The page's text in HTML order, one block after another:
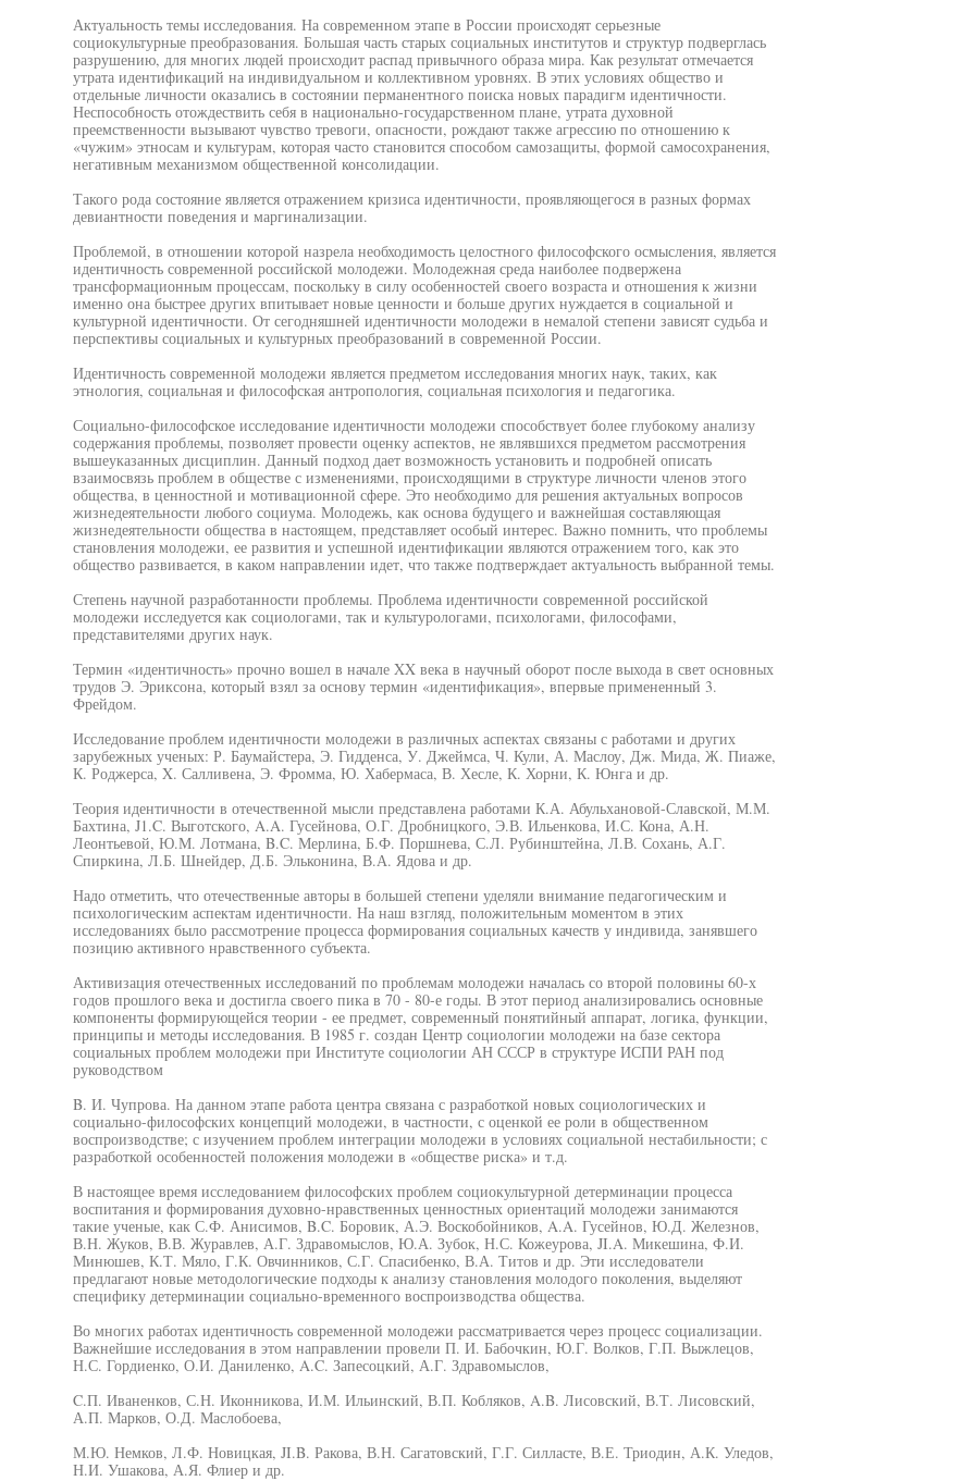
Актуальность темы исследования. На современном этапе в России происходят серьезные
социокультурные преобразования. Большая часть старых социальных институтов и структур подверглась
разрушению, для многих людей происходит распад привычного образа мира. Как результат отмечается
утрата идентификаций на индивидуальном и коллективном уровнях. В этих условиях общество и
отдельные личности оказались в состоянии перманентного поиска новых парадигм идентичности.
Неспособность отождествить себя в национально-государственном плане, утрата духовной
преемственности вызывают чувство тревоги, опасности, рождают также агрессию по отношению к
«чужим» этносам и культурам, которая часто становится способом самозащиты, формой самосохранения,
негативным механизмом общественной консолидации.
Такого рода состояние является отражением кризиса идентичности, проявляющегося в разных формах
девиантности поведения и маргинализации.
Проблемой, в отношении которой назрела необходимость целостного философского осмысления, является
идентичность современной российской молодежи. Молодежная среда наиболее подвержена
трансформационным процессам, поскольку в силу особенностей своего возраста и отношения к жизни
именно она быстрее других впитывает новые ценности и больше других нуждается в социальной и
культурной идентичности. От сегодняшней идентичности молодежи в немалой степени зависят судьба и
перспективы социальных и культурных преобразований в современной России.
Идентичность современной молодежи является предметом исследования многих наук, таких, как
этнология, социальная и философская антропология, социальная психология и педагогика.
Социально-философское исследование идентичности молодежи способствует более глубокому анализу
содержания проблемы, позволяет провести оценку аспектов, не являвшихся предметом рассмотрения
вышеуказанных дисциплин. Данный подход дает возможность установить и подробней описать
взаимосвязь проблем в обществе с изменениями, происходящими в структуре личности членов этого
общества, в ценностной и мотивационной сфере. Это необходимо для решения актуальных вопросов
жизнедеятельности любого социума. Молодежь, как основа будущего и важнейшая составляющая
жизнедеятельности общества в настоящем, представляет особый интерес. Важно помнить, что проблемы
становления молодежи, ее развития и успешной идентификации являются отражением того, как это
общество развивается, в каком направлении идет, что также подтверждает актуальность выбранной темы.
Степень научной разработанности проблемы. Проблема идентичности современной российской
молодежи исследуется как социологами, так и культурологами, психологами, философами,
представителями других наук.
Термин «идентичность» прочно вошел в начале XX века в научный оборот после выхода в свет основных
трудов Э. Эриксона, который взял за основу термин «идентификация», впервые примененный 3.
Фрейдом.
Исследование проблем идентичности молодежи в различных аспектах связаны с работами и других
зарубежных ученых: Р. Баумайстера, Э. Гидденса, У. Джеймса, Ч. Кули, А. Маслоу, Дж. Мида, Ж. Пиаже,
К. Роджерса, X. Салливена, Э. Фромма, Ю. Хабермаса, В. Хесле, К. Хорни, К. Юнга и др.
Теория идентичности в отечественной мысли представлена работами К.А. Абульхановой-Славской, М.М.
Бахтина, J1.C. Выготского, A.A. Гусейнова, О.Г. Дробницкого, Э.В. Ильенкова, И.С. Кона, А.Н.
Леонтьевой, Ю.М. Лотмана, B.C. Мерлина, Б.Ф. Поршнева, С.Л. Рубинштейна, Л.В. Сохань, А.Г.
Спиркина, Л.Б. Шнейдер, Д.Б. Эльконина, В.А. Ядова и др.
Надо отметить, что отечественные авторы в большей степени уделяли внимание педагогическим и
психологическим аспектам идентичности. На наш взгляд, положительным моментом в этих
исследованиях было рассмотрение процесса формирования социальных качеств у индивида, занявшего
позицию активного нравственного субъекта.
Активизация отечественных исследований по проблемам молодежи началась со второй половины 60-х
годов прошлого века и достигла своего пика в 70 - 80-е годы. В этот период анализировались основные
компоненты формирующейся теории - ее предмет, современный понятийный аппарат, логика, функции,
принципы и методы исследования. В 1985 г. создан Центр социологии молодежи на базе сектора
социальных проблем молодежи при Институте социологии АН СССР в структуре ИСПИ РАН под
руководством
B. И. Чупрова. На данном этапе работа центра связана с разработкой новых социологических и
социально-философских концепций молодежи, в частности, с оценкой ее роли в общественном
воспроизводстве; с изучением проблем интеграции молодежи в условиях социальной нестабильности; с
разработкой особенностей положения молодежи в «обществе риска» и т.д.
В настоящее время исследованием философских проблем социокультурной детерминации процесса
воспитания и формирования духовно-нравственных ценностных ориентаций молодежи занимаются
такие ученые, как С.Ф. Анисимов, B.C. Боровик, А.Э. Воскобойников, A.A. Гусейнов, Ю.Д. Железнов,
В.Н. Жуков, В.В. Журавлев, А.Г. Здравомыслов, Ю.А. Зубок, Н.С. Кожеурова, JI.A. Микешина, Ф.И.
Минюшев, К.Т. Мяло, Г.К. Овчинников, С.Г. Спасибенко, В.А. Титов и др. Эти исследователи
предлагают новые методологические подходы к анализу становления молодого поколения, выделяют
специфику детерминации социально-временного воспроизводства общества.
Во многих работах идентичность современной молодежи рассматривается через процесс социализации.
Важнейшие исследования в этом направлении провели П. И. Бабочкин, Ю.Г. Волков, Г.П. Выжлецов,
Н.С. Гордиенко, О.И. Даниленко, A.C. Запесоцкий, А.Г. Здравомыслов,
C.П. Иваненков, С.Н. Иконникова, И.М. Ильинский, В.П. Кобляков, A.B. Лисовский, В.Т. Лисовский,
А.П. Марков, О.Д. Маслобоева,
М.Ю. Немков, Л.Ф. Новицкая, JI.B. Ракова, В.Н. Сагатовский, Г.Г. Силласте, В.Е. Триодин, А.К. Уледов,
Н.И. Ушакова, А.Я. Флиер и др.